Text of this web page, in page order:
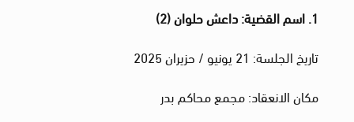
1. اسم القضية: داعش حلوان (2)
تاريخ الجلسة: 21 يونيو / حزيران 2025
مكان الانعقاد: مجمع محاكم بدر